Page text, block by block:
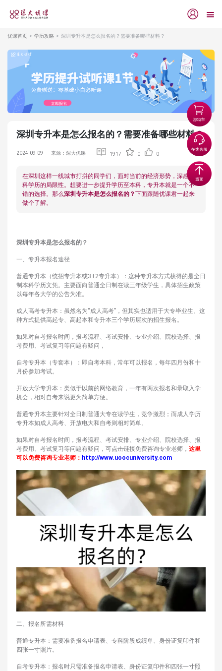
优课首页 学历攻略 深圳专升本是怎么报名的？需要准备哪些材料？
深圳专升本是怎么报名的？需要准备哪些材料？
2024-09-09 来源：深大优课 1917 0 0
在深圳这样一线城市打拼的同学们，面对当前的经济形势，深感专
科学历的局限性。想要进一步提升学历至本科，专升本就是一个不
错的选择。那么深圳专升本是怎么报名的 ？下面跟随优课君一起来
做个了解。
深圳专升本是怎么报名的 ？
一、专升本报名途径
普通专升本（统招专升本或3+2专升本）：这种专升本方式获得的是全日
制本科学历文凭。主要面向普通全日制在读三年级学生，具体招生政策
以每年各大学的公告为准。
成人高考专升本：虽然名为“成人高考”，但其实也适用于大专毕业生。这
种方式提供高起专、高起本和专升本三个学历层次的招生报名。
如果对自考报名时间，报考流程、考试安排、专业介绍、院校选择、报
考费用、考试复习等问题有疑问，
自考专升本（专套本）：即自考本科，常年可以报名，每年四月份和十
月份参加考试。
开放大学专升本：类似于以前的网络教育，一年有两次报名和录取入学
机会，相对自考来说更为简单方便。
普通专升本主要针对全日制普通大专在读学生，竞争激烈；而成人学历
专升本如成人高考、开放电大和自考则相对简单。
如果对自考报名时间，报考流程、考试安排、专业介绍、院校选择、报
考费用、考试复习等问题有疑问，可点击链接免费咨询专业老师， 这里
可以免费咨询专业老师： http://www.uoocuniversity.com
二、报名所需材料
普通专升本：需要准备报名申请表、专科阶段成绩单、身份证复印件和
四张一寸照片。
自考专升本：报名时只需准备报名申请表、身份证复印件和四张一寸照